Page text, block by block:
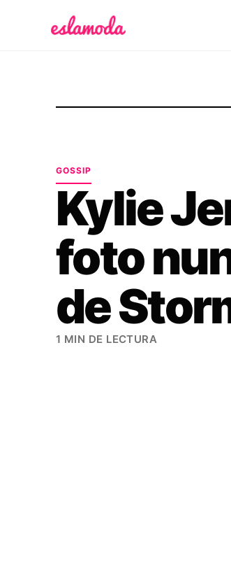
GOSSIP
Kylie
foto
de
1 MIN DE LECTURA